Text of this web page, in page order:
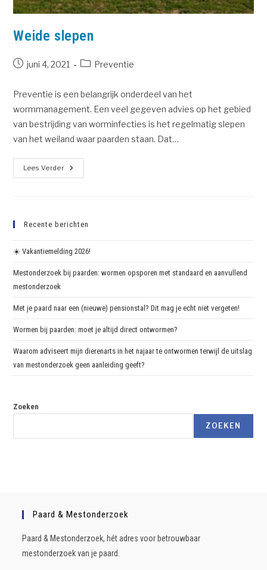
Weide slepen
juni 4, 2021 Preventie
Preventie is een belangrijk onderdeel van het
wormmanagement. Een veel gegeven advies op het gebied
van bestrijding van worminfecties is het regelmatig slepen
van het weiland waar paarden staan. Dat…
Lees Verder
Recente berichten
☀️ Vakantiemelding 2026!
Mestonderzoek bij paarden: wormen opsporen met standaard en aanvullend
mestonderzoek
Met je paard naar een (nieuwe) pensionstal? Dit mag je echt niet vergeten!
Wormen bij paarden: moet je altijd direct ontwormen?
Waarom adviseert mijn dierenarts in het najaar te ontwormen terwijl de uitslag
van mestonderzoek geen aanleiding geeft?
Zoeken
ZOEKEN
Paard & Mestonderzoek
Paard & Mestonderzoek, hét adres voor betrouwbaar
mestonderzoek van je paard.